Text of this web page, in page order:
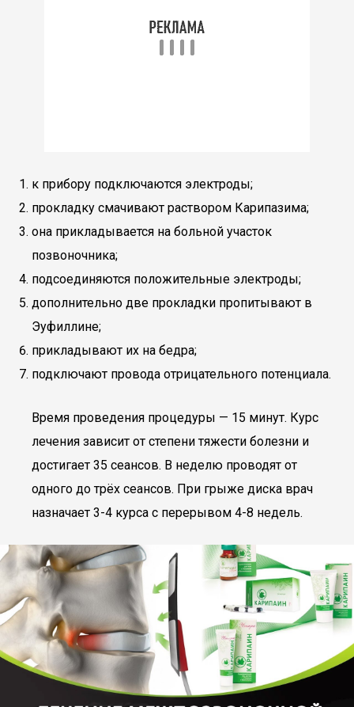
к прибору подключаются электроды;
прокладку смачивают раствором Карипазима;
она прикладывается на больной участок
позвоночника;
подсоединяются положительные электроды;
дополнительно две прокладки пропитывают в
Эуфиллине;
прикладывают их на бедра;
подключают провода отрицательного потенциала.
Время проведения процедуры — 15 минут. Курс
лечения зависит от степени тяжести болезни и
достигает 35 сеансов. В неделю проводят от
одного до трёх сеансов. При грыже диска врач
назначает 3-4 курса с перерывом 4-8 недель.